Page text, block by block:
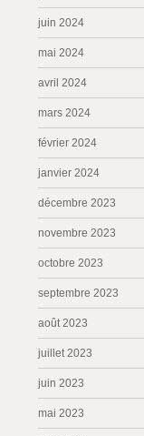
juin 2024
mai 2024
avril 2024
mars 2024
février 2024
janvier 2024
décembre 2023
novembre 2023
octobre 2023
septembre 2023
août 2023
juillet 2023
juin 2023
mai 2023